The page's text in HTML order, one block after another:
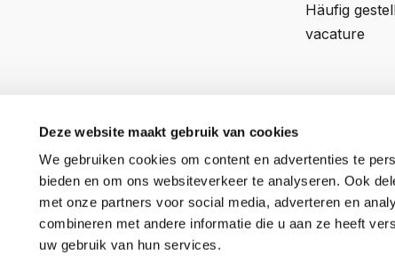
Deze website maakt gebruik van cookies
We gebruiken cookies om content en advertenties te
bieden en om ons websiteverkeer te analyseren. Ook
met onze partners voor social media, adverteren en
combineren met andere informatie die u aan ze heeft
uw gebruik van hun services.
Häufig
vacature
Professor van 't Hoffweg 14a
5144NS, Waalwijk